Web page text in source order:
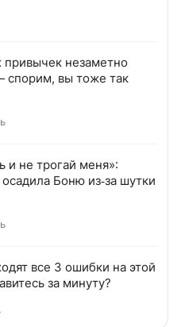
привычек незаметно
спорим, вы тоже так
и не трогай меня»:
Боню из‑за шутки
все 3 ошибки на этой
за минуту?